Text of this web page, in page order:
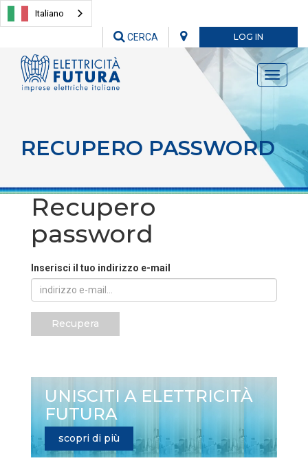
Italiano
LOG IN
CERCA
Toggle
RECUPERO PASSWORD
Recupero
password
Inserisci il tuo indirizzo e-mail
Recupera
UNISCITI A ELETTRICITÀ
FUTURA
scopri di più